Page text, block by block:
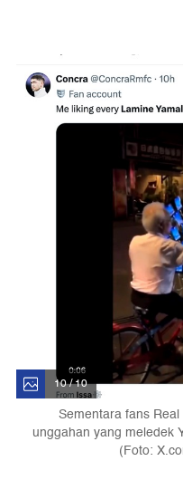
10 / 10
Sementara fans
unggahan yang meledek
(Foto: